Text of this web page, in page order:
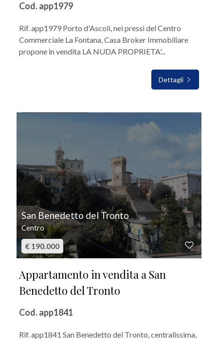
Cod. app1979
Rif. app1979 Porto d'Ascoli, nei pressi del Centro
Commerciale La Fontana, Casa Broker Immobiliare
propone in vendita LA NUDA PROPRIETA'...
Dettagli
San Benedetto del Tronto
Centro
€ 190.000
Appartamento in vendita a San
Benedetto del Tronto
Cod. app1841
Rif. app1841 San Benedetto del Tronto, centralissima,